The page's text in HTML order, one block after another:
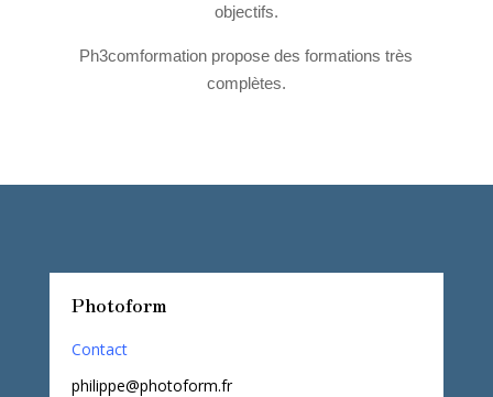
objectifs.
Ph3comformation propose des formations très
complètes.
Photoform
Contact
philippe@photoform.fr